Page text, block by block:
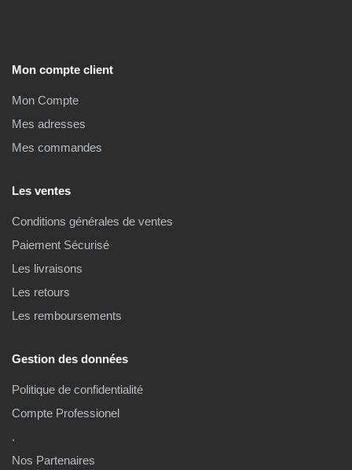
Mon compte client
Mon Compte
Mes adresses
Mes commandes
Les ventes
Conditions générales de ventes
Paiement Sécurisé
Les livraisons
Les retours
Les remboursements
Gestion des données
Politique de confidentialité
Compte Professionel
.
Nos Partenaires